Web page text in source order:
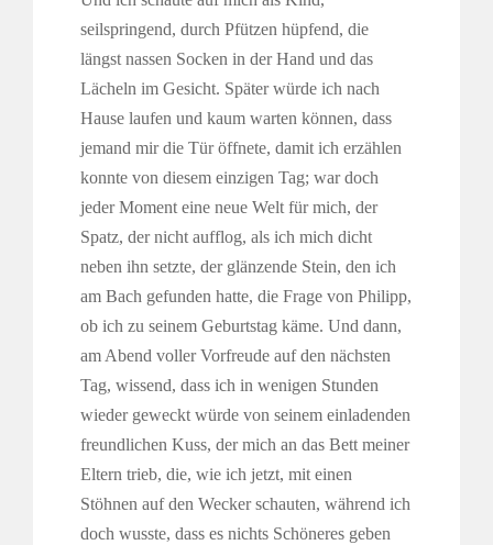
seilspringend, durch Pfützen hüpfend, die
längst nassen Socken in der Hand und das
Lächeln im Gesicht. Später würde ich nach
Hause laufen und kaum warten können, dass
jemand mir die Tür öffnete, damit ich erzählen
konnte von diesem einzigen Tag; war doch
jeder Moment eine neue Welt für mich, der
Spatz, der nicht aufflog, als ich mich dicht
neben ihn setzte, der glänzende Stein, den ich
am Bach gefunden hatte, die Frage von Philipp,
ob ich zu seinem Geburtstag käme. Und dann,
am Abend voller Vorfreude auf den nächsten
Tag, wissend, dass ich in wenigen Stunden
wieder geweckt würde von seinem einladenden
freundlichen Kuss, der mich an das Bett meiner
Eltern trieb, die, wie ich jetzt, mit einen
Stöhnen auf den Wecker schauten, während ich
doch wusste, dass es nichts Schöneres geben